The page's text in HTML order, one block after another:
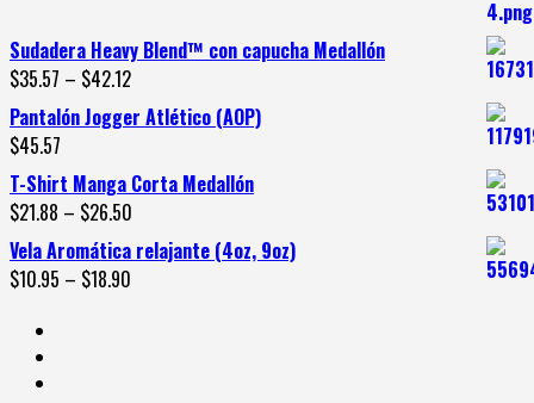
Sudadera Heavy Blend™ con capucha Medallón
$35.57 – $42.12
Pantalón Jogger Atlético (AOP)
$45.57
T-Shirt Manga Corta Medallón
$21.88 – $26.50
Vela Aromática relajante (4oz, 9oz)
$10.95 – $18.90